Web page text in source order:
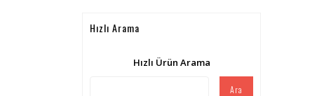
Hızlı Arama
Hızlı Ürün Arama
Ara